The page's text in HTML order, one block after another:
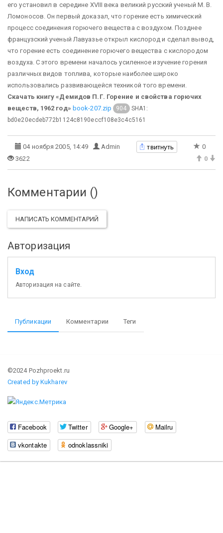
его установил в середине XVIII века великий русский ученый М. В.
Ломоносов. Он первый доказал, что горение есть химический
процесс соединения горючего вещества с воздухом. Позднее
французский ученый Лавуазье открыл кислород и сделал вывод,
что горение есть соединение горючего вещества с кислородом
воздуха. С этого времени началось усиленное изучение горения
различных видов топлива, которые наиболее широко
использовались развивающейся техникой того времени.
Скачать книгу «Демидов П.Г. Горение и свойства горючих
веществ, 1962 год» book-207.zip 904
SHA1:
bd0e20ecdeb772b1124c8190eccf108e3c4c5161
04 ноября 2005, 14:49 Admin твитнуть
0
3622
0
Комментарии ()
НАПИСАТЬ КОММЕНТАРИЙ
Авторизация
Вход
Авторизация на сайте.
Публикации Комментарии Теги
©2024 Pozhproekt.ru
Created by Kukharev
Facebook Twitter Google+
Mailru
vkontakte
odnoklassniki